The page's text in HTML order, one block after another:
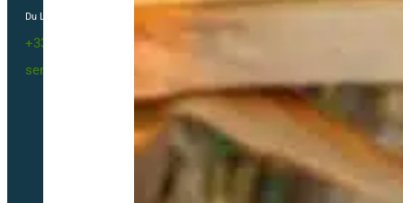
Du Lundi au vendredi 09h00-12h00 / 13h30-16h00
+33(0)2 40 23 63 24
sembio@partnerandco.fr